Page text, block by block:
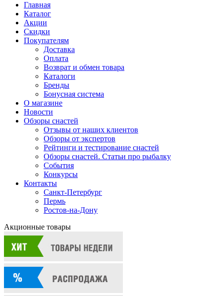
Главная
Каталог
Акции
Скидки
Покупателям
Доставка
Оплата
Возврат и обмен товара
Каталоги
Бренды
Бонусная система
О магазине
Новости
Обзоры снастей
Отзывы от наших клиентов
Обзоры от экспертов
Рейтинги и тестирование снастей
Обзоры снастей. Статьи про рыбалку
События
Конкурсы
Контакты
Санкт-Петербург
Пермь
Ростов-на-Дону
Акционные товары